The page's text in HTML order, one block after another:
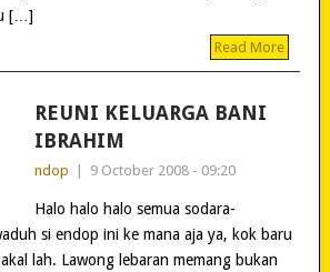
[…]
Read More
REUNI KELUARGA BANI
IBRAHIM
ndop 9 October 2008 - 09:20
Halo halo halo semua sodara-
si endop ini ke mana aja ya, kok baru
lah. Lawong lebaran memang bukan